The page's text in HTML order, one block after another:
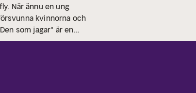
När ännu en ung
kvinnorna och
som jagar" är en
delen i
har mejslat fram en
är hennes